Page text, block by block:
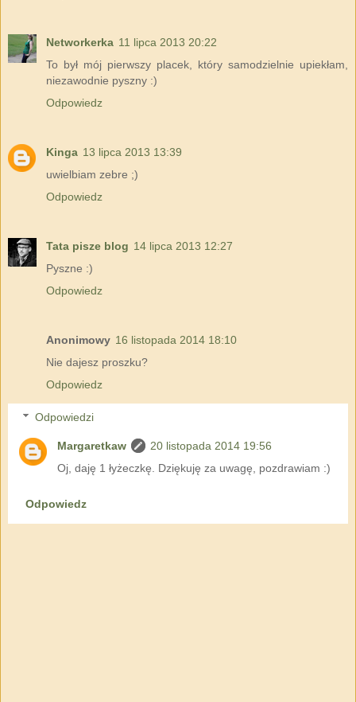
Networkerka 11 lipca 2013 20:22
To był mój pierwszy placek, który samodzielnie upiekłam,
niezawodnie pyszny :)
Odpowiedz
Kinga 13 lipca 2013 13:39
uwielbiam zebre ;)
Odpowiedz
Tata pisze blog 14 lipca 2013 12:27
Pyszne :)
Odpowiedz
Anonimowy 16 listopada 2014 18:10
Nie dajesz proszku?
Odpowiedz
Odpowiedzi
Margaretkaw
20 listopada 2014 19:56
Oj, daję 1 łyżeczkę. Dziękuję za uwagę, pozdrawiam :)
Odpowiedz